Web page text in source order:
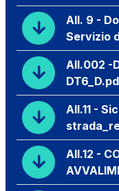
All. 9 -
Servizio
All.002 -
All.11 -
All.12 -